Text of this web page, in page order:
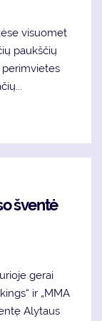
visuomet
paukščių
perimvietes
šventė
gerai
ir „MMA
Alytaus